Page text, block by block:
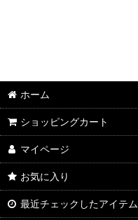
ホーム
ショッピングカート
マイページ
お気に入り
最近チェックしたアイテム